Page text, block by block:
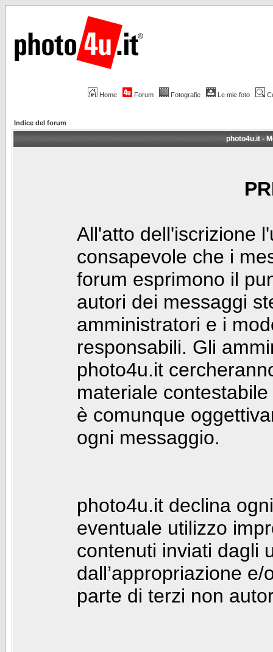
Home Forum Fotografie Le mie foto
Indice del forum
photo4u.it -
All'atto dell'iscrizione
consapevole che i
forum esprimono il
autori dei messaggi
amministratori e i
responsabili. Gli
photo4u.it
materiale
è comunque
ogni messaggio.
photo4u.it declina
eventuale utilizzo
contenuti inviati dagli
dall’appropriazione
parte di terzi non